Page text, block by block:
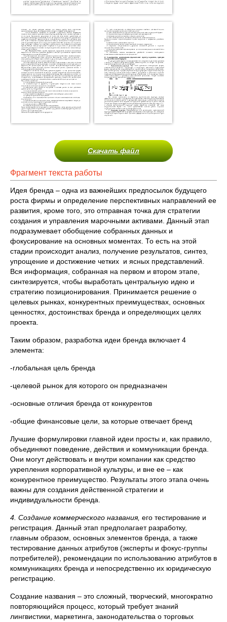
Скачать файл
Фрагмент текста работы
Идея бренда – одна из важнейших предпосылок будущего
роста фирмы и определение перспективных направлений ее
развития, кроме того, это отправная точка для стратегии
создания и управления марочными активами. Данный этап
подразумевает обобщение собранных данных и
фокусирование на основных моментах. То есть на этой
стадии происходит анализ, получение результатов, синтез,
упрощение и достижение четких и ясных представлений.
Вся информация, собранная на первом и втором этапе,
синтезируется, чтобы выработать центральную идею и
стратегию позиционирования. Принимается решение о
целевых рынках, конкурентных преимуществах, основных
ценностях, достоинствах бренда и определяющих целях
проекта.
Таким образом, разработка идеи бренда включает 4
элемента:
-глобальная цель бренда
-целевой рынок для которого он предназначен
-основные отличия бренда от конкурентов
-общие финансовые цели, за которые отвечает бренд
Лучшие формулировки главной идеи просты и, как правило,
объединяют поведение, действия и коммуникации бренда.
Они могут действовать и внутри компании как средство
укрепления корпоративной культуры, и вне ее – как
конкурентное преимущество. Результаты этого этапа очень
важны для создания действенной стратегии и
индивидуальности бренда.
4. Создание коммерческого названия, его тестирование и
регистрация. Данный этап предполагает разработку,
главным образом, основных элементов бренда, а также
тестирование данных атрибутов (эксперты и фокус-группы
потребителей), рекомендации по использованию атрибутов в
коммуникациях бренда и непосредственно их юридическую
регистрацию.
Создание названия – это сложный, творческий, многократно
повторяющийся процесс, который требует знаний
лингвистики, маркетинга, законодательства о торговых